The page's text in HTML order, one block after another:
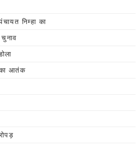
निम्हा का
आतंक